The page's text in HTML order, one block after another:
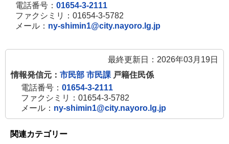
す
電話番号： 01654-3-2111
ファクシミリ：01654-3-5782
メール： ny-shimin1@city.nayoro.lg.jp
最終更新日：2026年03月19日
情報発信元： 市民部 市民課 戸籍住民係
電話番号： 01654-3-2111
ファクシミリ：01654-3-5782
メール： ny-shimin1@city.nayoro.lg.jp
関連カテゴリー